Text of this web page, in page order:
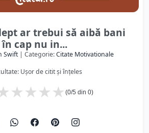
ar trebui să aibă bani
în cap nu in...
Swift| Categorie:Citate Motivationale
Ușor de citit și înțeles
★
★
★
★ (0/5 din 0)